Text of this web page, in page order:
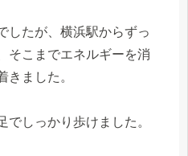
したが、横浜駅からずっ
そこまでエネルギーを消
きました。
しっかり歩けました。